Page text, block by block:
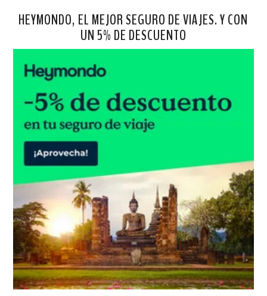
HEYMONDO, EL MEJOR SEGURO DE VIAJES. Y CON
UN 5% DE DESCUENTO